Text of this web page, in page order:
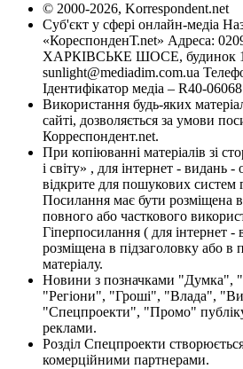
© 2000-2026, Korrespondent.net
Суб'єкт у сфері онлайн-медіа
«КореспонденТ.net» Адреса:
ХАРКІВСЬКЕ ШОСЕ, будинок
sunlight@mediadim.com.ua
Ідентифікатор медіа – R40-06068
Використання будь-яких
сайті, дозволяється за умови
Корреспондент.net.
При копіюванні матеріалів зі
і світу» , для інтернет - видань
відкрите для пошукових систем
Посилання має бути розміщена в
повного або часткового
Гіперпосилання ( для інтернет
розміщена в підзаголовку або в
матеріалу.
Новини з позначками "Думка",
"Регіони", "Гроші", "Влада",
"Спецпроекти", "Промо"
реклами.
Розділ Спецпроекти
комерційними партнерами.